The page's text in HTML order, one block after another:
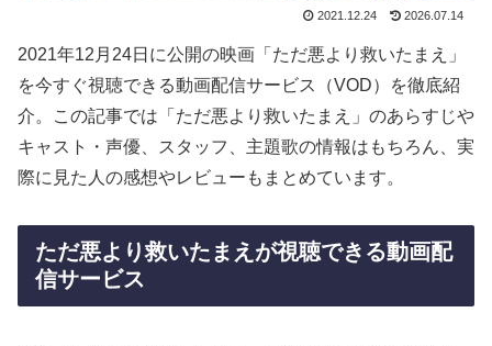
2021.12.24 2026.07.14
2021年12月24日に公開の映画「ただ悪より救いたまえ」
を今すぐ視聴できる動画配信サービス（VOD）を徹底紹
介。この記事では「ただ悪より救いたまえ」のあらすじや
キャスト・声優、スタッフ、主題歌の情報はもちろん、実
際に見た人の感想やレビューもまとめています。
ただ悪より救いたまえが視聴できる動画配
信サービス